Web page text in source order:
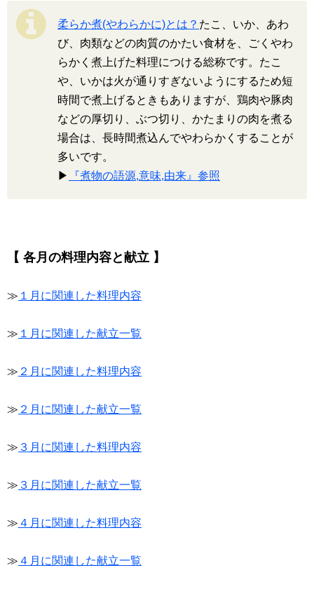
柔らか煮(やわらかに)とは？ たこ、いか、あわ
び、肉類などの肉質のかたい食材を、ごくやわ
らかく煮上げた料理につける総称です。たこ
や、いかは火が通りすぎないようにするため短
時間で煮上げるときもありますが、鶏肉や豚肉
などの厚切り、ぶつ切り、かたまりの肉を煮る
場合は、長時間煮込んでやわらかくすることが
多いです。
▶
『煮物の語源,意味,由来』参照
【 各月の料理内容と献立 】
≫ １月に関連した料理内容
≫ １月に関連した献立一覧
≫ ２月に関連した料理内容
≫ ２月に関連した献立一覧
≫ ３月に関連した料理内容
≫ ３月に関連した献立一覧
≫ ４月に関連した料理内容
≫ ４月に関連した献立一覧